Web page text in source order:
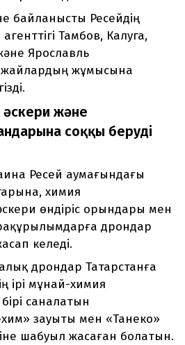
байланысты Ресейдің
Тамбов, Калуга,
Ярославль
жұмысына
әскери және
соққы беруді
Ресей аумағындағы
химия
өндіріс орындары мен
дрондар
келеді.
дрондар Татарстанға
ірі мұнай-химия
саналатын
зауыты мен «Танеко»
шабуыл жасаған болатын.